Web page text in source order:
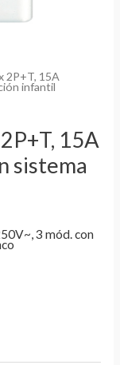
2P+T, 15A
infantil
15A
sistema
3 mód. con